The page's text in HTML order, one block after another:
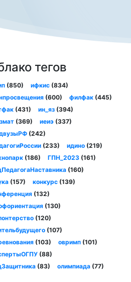
тегов
(850) ифкис (834)
(600) филфак (445)
(431) ин_яз (394)
(369) иеиэ (337)
(242)
(233) идино (219)
(186) ГПН_2023 (161)
(160)
(157) конкурс (139)
(132)
(130)
(120)
(107)
(103) овримп (101)
(88)
(83) олимпиада (77)